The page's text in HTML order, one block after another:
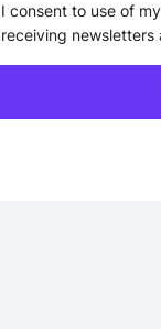
I consent to use of
receiving newsletters